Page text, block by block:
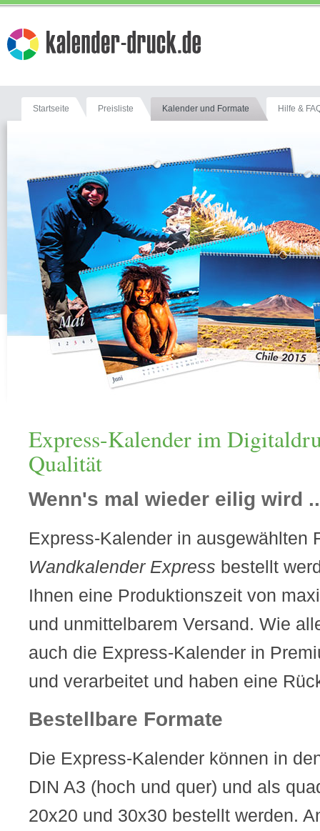
Startseite Preisliste Kalender und Formate Hilfe &
Express-Kalender im
Qualität
Wenn's mal wieder eilig wird
Express-Kalender in ausgewählten
Wandkalender Express bestellt
Ihnen eine Produktionszeit von
und unmittelbarem Versand. Wie
auch die Express-Kalender in
und verarbeitet und haben eine
Bestellbare Formate
Die Express-Kalender können in
DIN A3 (hoch und quer) und als
20x20 und 30x30 bestellt werden.